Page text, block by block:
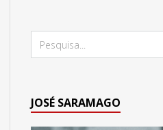
JOSÉ SARAMAGO